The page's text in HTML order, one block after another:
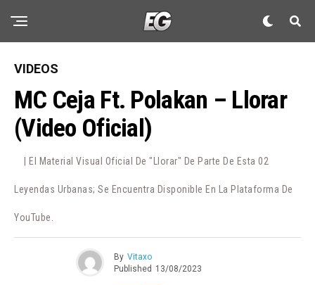
VIDEOS
MC Ceja Ft. Polakan – Llorar
(Video Oficial)
| El Material Visual Oficial De "Llorar" De Parte De Esta 02
Leyendas Urbanas; Se Encuentra Disponible En La Plataforma De
YouTube.
By Vitaxo
Published 13/08/2023